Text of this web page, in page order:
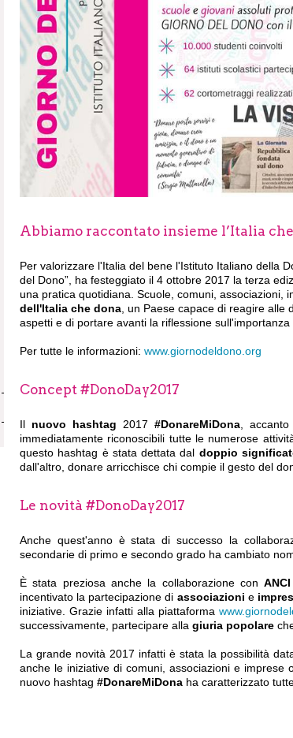
Abbiamo raccontato insieme l’Italia
Per valorizzare l'Italia del bene l'Istituto Italiano della
del Dono”, ha festeggiato il 4 ottobre 2017 la terza
una pratica quotidiana. Scuole, comuni, associazioni,
dell'Italia che dona , un Paese capace di reagire
aspetti e di portare avanti la riflessione sull'importanza
Per tutte le informazioni: www.giornodeldono.org
Concept #DonoDay2017
Il nuovo hashtag 2017#DonareMiDona ,
immediatamente riconoscibili tutte le numerose
questo hashtag è stata dettata dal doppio
dall'altro, donare arricchisce chi compie il gesto del
Le novità #DonoDay2017
Anche quest'anno è stata di successo la
secondarie di primo e secondo grado ha cambiato
È stata preziosa anche la collaborazione conANCI
incentivato la partecipazione di associazioni e
iniziative. Grazie infatti alla piattaforma
successivamente, partecipare alla giuria popolare
La grande novità 2017 infatti è stata la possibilità
anche le iniziative di comuni, associazioni e imprese
nuovo hashtag #DonareMiDona ha caratterizzato